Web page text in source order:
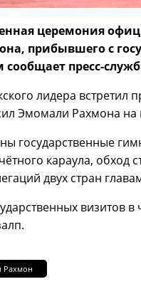
церемония
прибывшего с
пресс-
лидера встретил
Эмомали Рахмона
государственные
караула, обход
двух стран
визитов
Рахмон